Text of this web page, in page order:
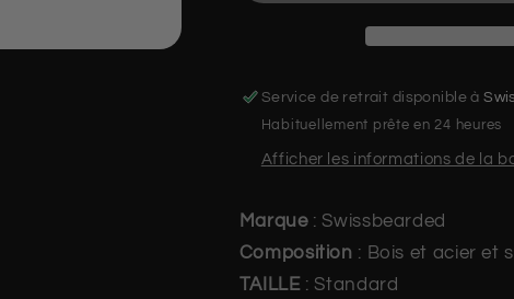
Service de retrait disponible à
Habituellement prête en 24 heures
Afficher les informations de la
Marque: Swissbearded
Composition : Bois et acier et
TAILLE: Standard